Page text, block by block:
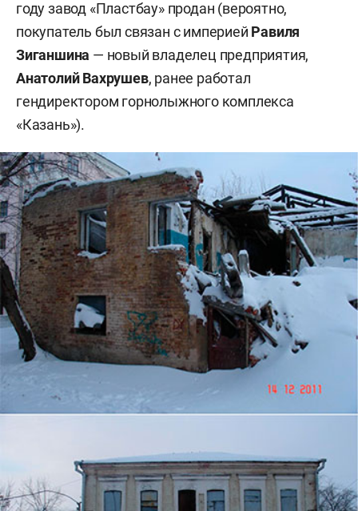
году завод «Пластбау» продан (вероятно,
покупатель был связан с империей Равиля
Зиганшина — новый владелец предприятия,
Анатолий Вахрушев, ранее работал
гендиректором горнолыжного комплекса
«Казань»).